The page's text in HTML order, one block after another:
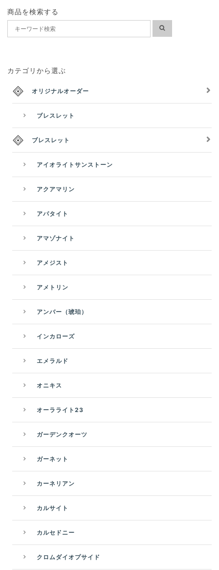
商品を検索する
カテゴリから選ぶ
オリジナルオーダー
ブレスレット
ブレスレット
アイオライトサンストーン
アクアマリン
アパタイト
アマゾナイト
アメジスト
アメトリン
アンバー（琥珀）
インカローズ
エメラルド
オニキス
オーラライト23
ガーデンクオーツ
ガーネット
カーネリアン
カルサイト
カルセドニー
クロムダイオプサイド